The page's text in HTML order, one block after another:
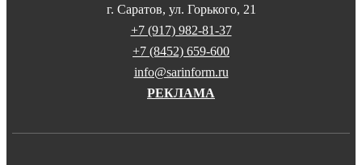
г. Саратов, ул. Горького, 21
+7 (917) 982-81-37
+7 (8452) 659-600
info@sarinform.ru
РЕКЛАМА